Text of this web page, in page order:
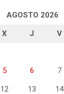
AGOSTO 2026
X J V
5 6 7
12 13 14